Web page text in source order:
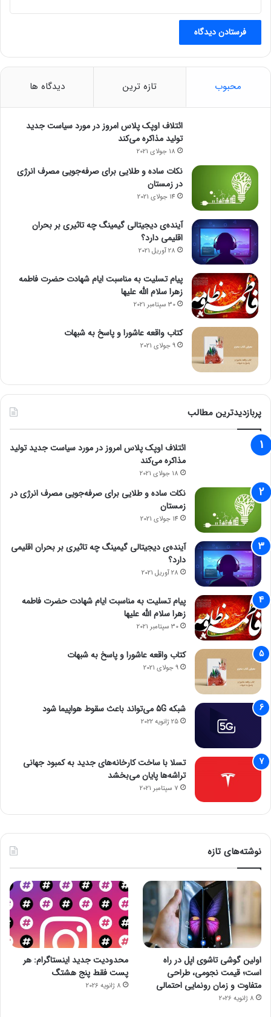
محبوب تازه ترین دیدگاه ها
ائتلاف اوپک پلاس امروز در مورد سیاست جدید
تولید مذاکره می‌کند
18 جولای 2021
نکات ساده و طلایی برای صرفه‌جویی مصرف انرژی
در زمستان
14 جولای 2021
آینده‌ی دیجیتالی گیمینگ چه تاثیری بر بحران
اقلیمی دارد؟
28 آوریل 2021
پیام تسلیت به مناسبت ایام شهادت حضرت فاطمه
زهرا سلام الله علیها
30 سپتامبر 2021
کتاب واقعه عاشورا و پاسخ به شبهات
9 جولای 2021
پربازدیدترین مطالب
ائتلاف اوپک پلاس امروز در مورد سیاست جدید تولید
مذاکره می‌کند
18 جولای 2021
نکات ساده و طلایی برای صرفه‌جویی مصرف انرژی در
زمستان
14 جولای 2021
آینده‌ی دیجیتالی گیمینگ چه تاثیری بر بحران اقلیمی
دارد؟
28 آوریل 2021
پیام تسلیت به مناسبت ایام شهادت حضرت فاطمه
زهرا سلام الله علیها
30 سپتامبر 2021
کتاب واقعه عاشورا و پاسخ به شبهات
9 جولای 2021
شبکه 5G می‌تواند باعث سقوط هواپیما شود
25 ژانویه 2022
تسلا با ساخت کارخانه‌های جدید به کمبود جهانی
تراشه‌ها پایان می‌بخشد
7 سپتامبر 2021
نوشته‌های تازه
اولین گوشی تاشوی اپل در راه
است؛ قیمت نجومی، طراحی
متفاوت و زمان رونمایی احتمالی
8 ژانویه 2026
محدودیت جدید اینستاگرام: هر
پست فقط پنج هشتگ
8 ژانویه 2026